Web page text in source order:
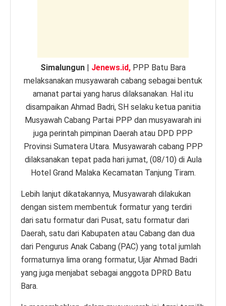
Simalungun | Jenews.id, PPP Batu Bara
melaksanakan musyawarah cabang sebagai bentuk
amanat partai yang harus dilaksanakan. Hal itu
disampaikan Ahmad Badri, SH selaku ketua panitia
Musyawah Cabang Partai PPP dan musyawarah ini
juga perintah pimpinan Daerah atau DPD PPP
Provinsi Sumatera Utara. Musyawarah cabang PPP
dilaksanakan tepat pada hari jumat, (08/10) di Aula
Hotel Grand Malaka Kecamatan Tanjung Tiram.
Lebih lanjut dikatakannya, Musyawarah dilakukan
dengan sistem membentuk formatur yang terdiri
dari satu formatur dari Pusat, satu formatur dari
Daerah, satu dari Kabupaten atau Cabang dan dua
dari Pengurus Anak Cabang (PAC) yang total jumlah
formaturnya lima orang formatur, Ujar Ahmad Badri
yang juga menjabat sebagai anggota DPRD Batu
Bara.